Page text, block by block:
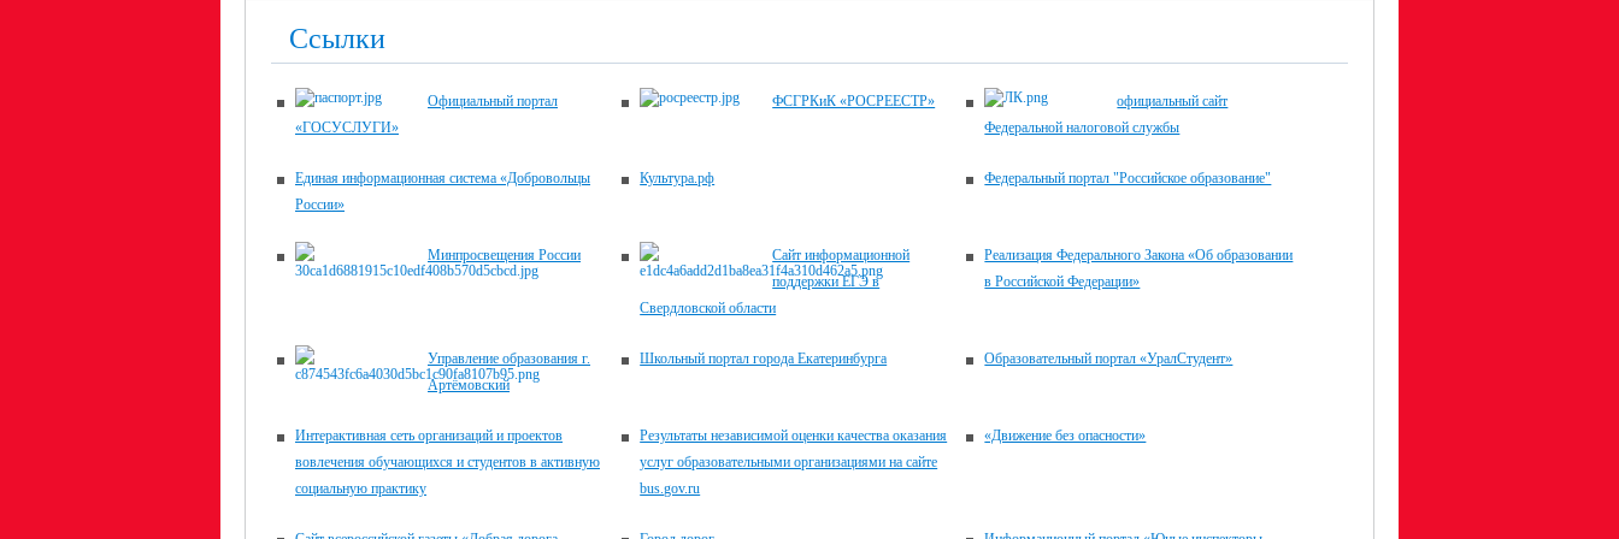
Ссылки
Официальный портал
«ГОСУСЛУГИ»
ФСГРКиК «РОСРЕЕСТР»
официальный сайт
Федеральной налоговой службы
Единая информационная система «Добровольцы
России»
Культура.рф Федеральный портал "Российское образование"
Минпросвещения России
Сайт информационной
поддержки ЕГЭ в
Свердловской области
Реализация Федерального Закона «Об образовании
в Российской Федерации»
Управление образования г.
Артёмовский
Школьный портал города Екатеринбурга Образовательный портал «УралСтудент»
Интерактивная сеть организаций и проектов
вовлечения обучающихся и студентов в активную
социальную практику
Результаты независимой оценки качества оказания
услуг образовательными организациями на сайте
bus.gov.ru
«Движение без опасности»